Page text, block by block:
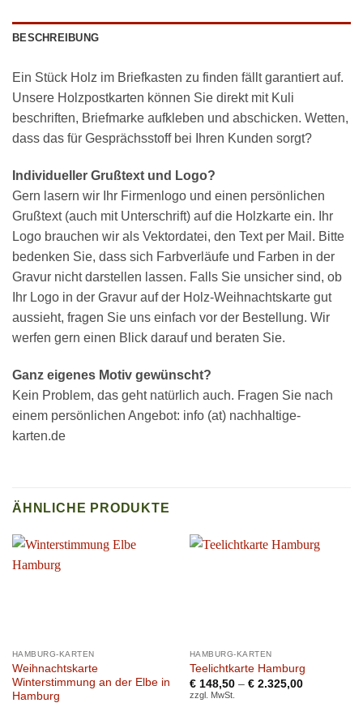
BESCHREIBUNG
Ein Stück Holz im Briefkasten zu finden fällt garantiert auf.
Unsere Holzpostkarten können Sie direkt mit Kuli
beschriften, Briefmarke aufkleben und abschicken. Wetten,
dass das für Gesprächsstoff bei Ihren Kunden sorgt?
Individueller Grußtext und Logo?
Gern lasern wir Ihr Firmenlogo und einen persönlichen
Grußtext (auch mit Unterschrift) auf die Holzkarte ein. Ihr
Logo brauchen wir als Vektordatei, den Text per Mail. Bitte
bedenken Sie, dass sich Farbverläufe und Farben in der
Gravur nicht darstellen lassen. Falls Sie unsicher sind, ob
Ihr Logo in der Gravur auf der Holz-Weihnachtskarte gut
aussieht, fragen Sie uns einfach vor der Bestellung. Wir
werfen gern einen Blick darauf und beraten Sie.
Ganz eigenes Motiv gewünscht?
Kein Problem, das geht natürlich auch. Fragen Sie nach
einem persönlichen Angebot: info (at) nachhaltige-
karten.de
ÄHNLICHE PRODUKTE
HAMBURG-KARTEN
Weihnachtskarte
Winterstimmung an der Elbe in
Hamburg
HAMBURG-KARTEN
Teelichtkarte Hamburg
€148,50– €2.325,00
zzgl. MwSt.